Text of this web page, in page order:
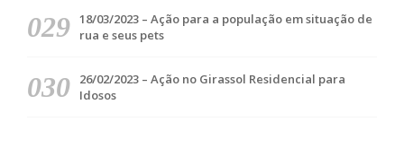
18/03/2023 – Ação para a população em situação de
rua e seus pets
26/02/2023 – Ação no Girassol Residencial para
Idosos